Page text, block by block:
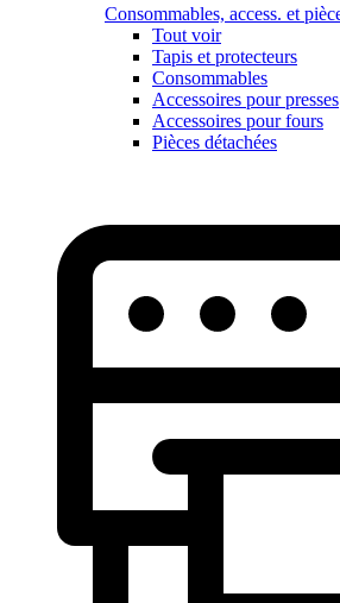
Consommables, access. et
Tout voir
Tapis et protecteurs
Consommables
Accessoires pour presses
Accessoires pour fours
Pièces détachées